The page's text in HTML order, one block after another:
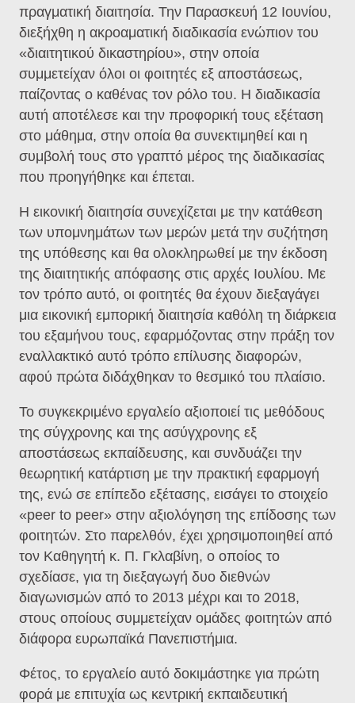
πραγματική διαιτησία. Την Παρασκευή 12 Ιουνίου,
διεξήχθη η ακροαματική διαδικασία ενώπιον του
«διαιτητικού δικαστηρίου», στην οποία
συμμετείχαν όλοι οι φοιτητές εξ αποστάσεως,
παίζοντας ο καθένας τον ρόλο του. Η διαδικασία
αυτή αποτέλεσε και την προφορική τους εξέταση
στο μάθημα, στην οποία θα συνεκτιμηθεί και η
συμβολή τους στο γραπτό μέρος της διαδικασίας
που προηγήθηκε και έπεται.
Η εικονική διαιτησία συνεχίζεται με την κατάθεση
των υπομνημάτων των μερών μετά την συζήτηση
της υπόθεσης και θα ολοκληρωθεί με την έκδοση
της διαιτητικής απόφασης στις αρχές Ιουλίου. Με
τον τρόπο αυτό, οι φοιτητές θα έχουν διεξαγάγει
μια εικονική εμπορική διαιτησία καθόλη τη διάρκεια
του εξαμήνου τους, εφαρμόζοντας στην πράξη τον
εναλλακτικό αυτό τρόπο επίλυσης διαφορών,
αφού πρώτα διδάχθηκαν το θεσμικό του πλαίσιο.
Το συγκεκριμένο εργαλείο αξιοποιεί τις μεθόδους
της σύγχρονης και της ασύγχρονης εξ
αποστάσεως εκπαίδευσης, και συνδυάζει την
θεωρητική κατάρτιση με την πρακτική εφαρμογή
της, ενώ σε επίπεδο εξέτασης, εισάγει το στοιχείο
«peer to peer» στην αξιολόγηση της επίδοσης των
φοιτητών. Στο παρελθόν, έχει χρησιμοποιηθεί από
τον Καθηγητή κ. Π. Γκλαβίνη, ο οποίος το
σχεδίασε, για τη διεξαγωγή δυο διεθνών
διαγωνισμών από το 2013 μέχρι και το 2018,
στους οποίους συμμετείχαν ομάδες φοιτητών από
διάφορα ευρωπαϊκά Πανεπιστήμια.
Φέτος, το εργαλείο αυτό δοκιμάστηκε για πρώτη
φορά με επιτυχία ως κεντρική εκπαιδευτική